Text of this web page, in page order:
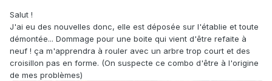
Salut !
J'ai eu des nouvelles donc, elle est déposée sur l'établie et toute
démontée... Dommage pour une boite qui vient d'être refaite à
neuf ! ça m'apprendra à rouler avec un arbre trop court et des
croisillon pas en forme. (On suspecte ce combo d'être à l'origine
de mes problèmes)